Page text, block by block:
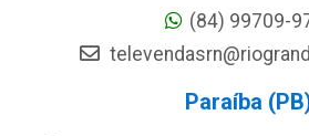
(84) 99709-
Paraíba